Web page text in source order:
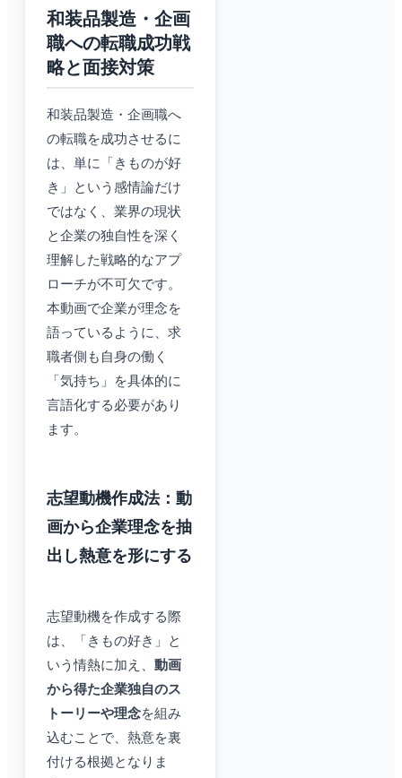
和装品製造・企画
職への転職成功戦
略と面接対策
和装品製造・企画職へ
の転職を成功させるに
は、単に「きものが好
き」という感情論だけ
ではなく、業界の現状
と企業の独自性を深く
理解した戦略的なアプ
ローチが不可欠です。
本動画で企業が理念を
語っているように、求
職者側も自身の働く
「気持ち」を具体的に
言語化する必要があり
ます。
志望動機作成法：動
画から企業理念を抽
出し熱意を形にする
志望動機を作成する際
は、「きもの好き」と
いう情熱に加え、 動画
から得た企業独自のス
トーリーや理念を組み
込むことで、熱意を裏
付ける根拠となりま